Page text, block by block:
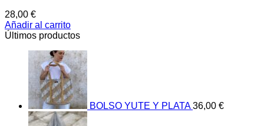
28,00 €
Añadir al carrito
Últimos productos
BOLSO YUTE Y PLATA 36,00 €